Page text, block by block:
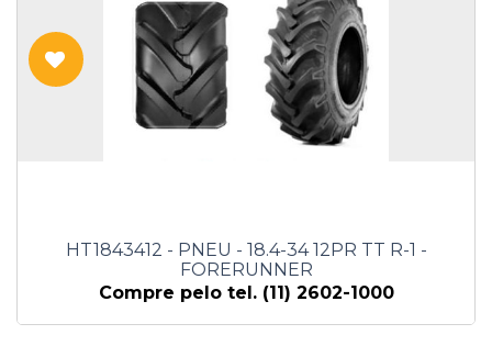
HT1843412 - PNEU - 18.4-34 12PR TT R-1 -
FORERUNNER
Compre pelo tel. (11) 2602-1000